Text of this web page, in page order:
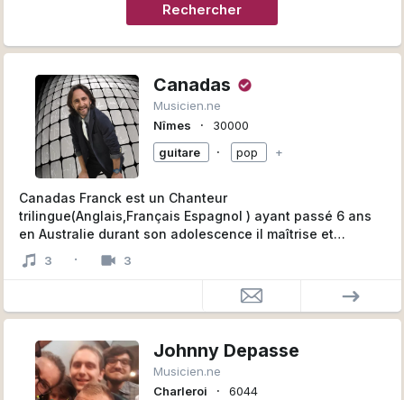
Rechercher
Canadas
Musicien.ne
Nîmes
∙
30000
guitare
∙ pop +
Canadas Franck est un Chanteur
trilingue(Anglais,Français Espagnol ) ayant passé 6 ans
en Australie durant son adolescence il maîtrise et
pratique aussi bien le Funk la Pop,le Blues, le Rock et
aussi la Salsa.Les groupes qui ont compter dans sa
carrière,Lithium,Baccara, Mano Libre,Zig Zag,Disco Funk
Orchestra,Et dirige le groupe Pop,Rock,Funk Ohpium.
3 · 3
Johnny Depasse
Musicien.ne
Charleroi
∙
6044